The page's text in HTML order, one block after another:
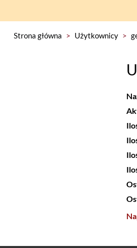
Strona główna > Użytkownicy >